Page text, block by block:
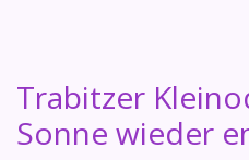
Trabitzer
Sonne wieder